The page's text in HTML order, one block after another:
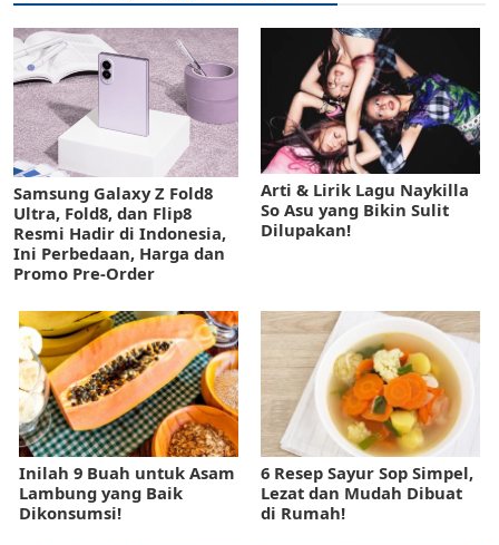
Samsung Galaxy Z Fold8
Ultra, Fold8, dan Flip8
Resmi Hadir di Indonesia,
Ini Perbedaan, Harga dan
Promo Pre-Order
Arti & Lirik Lagu Naykilla
So Asu yang Bikin Sulit
Dilupakan!
Inilah 9 Buah untuk Asam
Lambung yang Baik
Dikonsumsi!
6 Resep Sayur Sop Simpel,
Lezat dan Mudah Dibuat
di Rumah!